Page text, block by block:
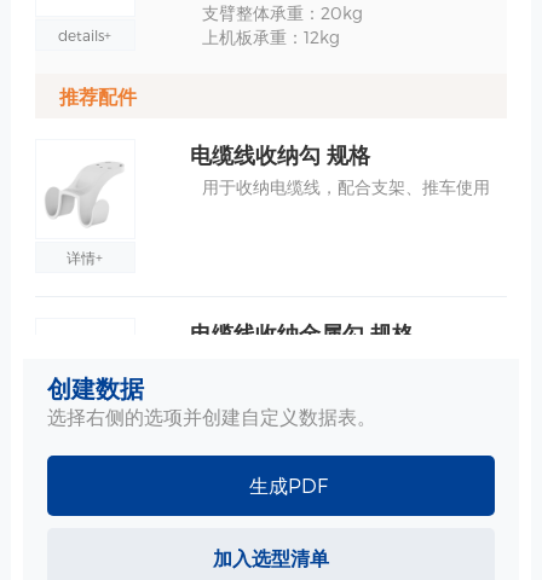
details+
支臂整体承重：20kg
上机板承重：12kg
推荐配件
详情+
电缆线收纳勾 规格
用于收纳电缆线，配合支架、推车使用
电缆线收纳金属勾 规格
医用铁篮子/ 白色烤漆 325*215*143mm 规格
尺寸：325*215*143mm
材质：环保铁
创建数据
选择右侧的选项并创建自定义数据表。
生成PDF
加入选型清单